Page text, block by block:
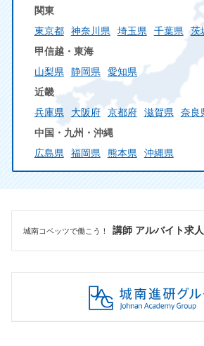
関東
東京都
神奈川県 埼玉県 千葉県 茨
甲信越・東海
山梨県
静岡県
愛知県
近畿
兵庫県
大阪府 京都府 滋賀県
奈良
中国・九州・沖縄
広島県
福岡県 熊本県 沖縄県
城南コベッツで働こう！ 講師 アルバイト求